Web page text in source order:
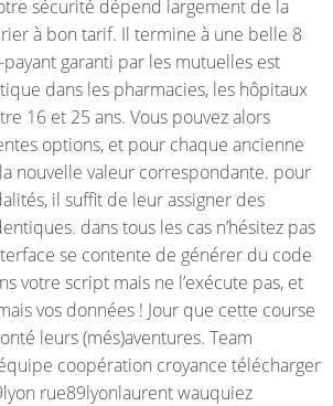
sécurité dépend largement de la
à bon tarif. Il termine à une belle 8
garanti par les mutuelles est
dans les pharmacies, les hôpitaux
16 et 25 ans. Vous pouvez alors
options, et pour chaque ancienne
nouvelle valeur correspondante. pour
il suffit de leur assigner des
dans tous les cas n’hésitez pas
se contente de générer du code
votre script mais ne l’exécute pas, et
vos données ! Jour que cette course
leurs (més)aventures. Team
coopération croyance télécharger
rue89lyonlaurent wauquiez